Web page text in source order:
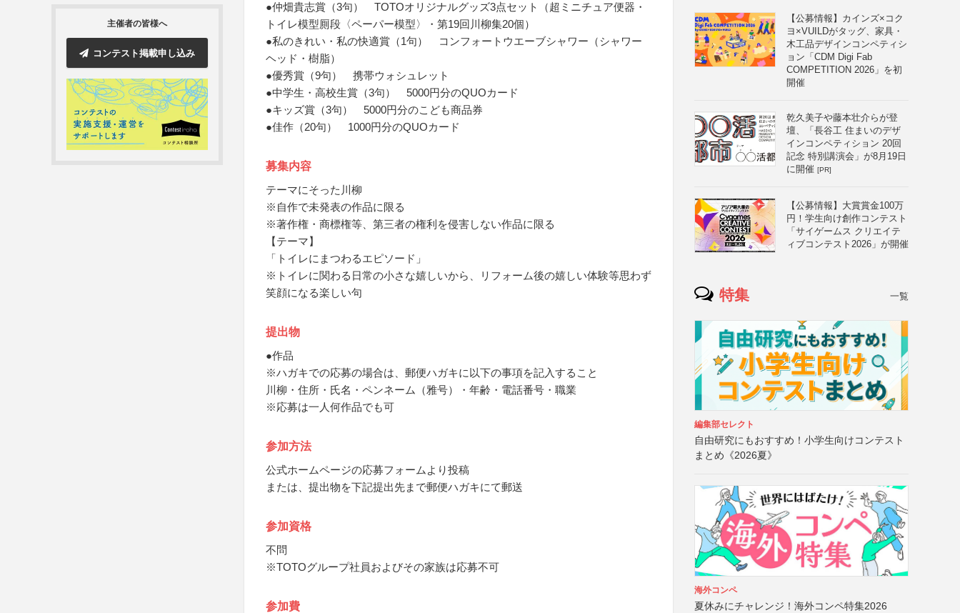
主催者の皆様へ
コンテスト掲載申し込み
●仲畑貴志賞（3句） TOTOオリジナルグッズ3点セット（超ミニチュア便器・
トイレ模型厠段〈ペーパー模型〉・第19回川柳集20個）
●私のきれい・私の快適賞（1句） コンフォートウエーブシャワー（シャワー
ヘッド・樹脂）
●優秀賞（9句） 携帯ウォシュレット
●中学生・高校生賞（3句） 5000円分のQUOカード
●キッズ賞（3句） 5000円分のこども商品券
●佳作（20句） 1000円分のQUOカード
募集内容
テーマにそった川柳
※自作で未発表の作品に限る
※著作権・商標権等、第三者の権利を侵害しない作品に限る
【テーマ】
「トイレにまつわるエピソード」
※トイレに関わる日常の小さな嬉しいから、リフォーム後の嬉しい体験等思わず
笑顔になる楽しい句
提出物
●作品
※ハガキでの応募の場合は、郵便ハガキに以下の事項を記入すること
川柳・住所・氏名・ペンネーム（雅号）・年齢・電話番号・職業
※応募は一人何作品でも可
参加方法
公式ホームページの応募フォームより投稿
または、提出物を下記提出先まで郵便ハガキにて郵送
参加資格
不問
※TOTOグループ社員およびその家族は応募不可
参加費
【公募情報】カインズ×コク
ヨ×VUILDがタッグ、家具・
木工品デザインコンペティシ
ョン「CDM Digi Fab
COMPETITION 2026」を初
開催
乾久美子や藤本壮介らが登
壇、「長谷工 住まいのデザ
インコンペティション 20回
記念 特別講演会」が8月19日
に開催 [PR]
【公募情報】大賞賞金100万
円！学生向け創作コンテスト
「サイゲームス クリエイテ
ィブコンテスト2026」が開催
特集 一覧
編集部セレクト
自由研究にもおすすめ！小学生向けコンテスト
まとめ《2026夏》
海外コンペ
夏休みにチャレンジ！海外コンペ特集2026